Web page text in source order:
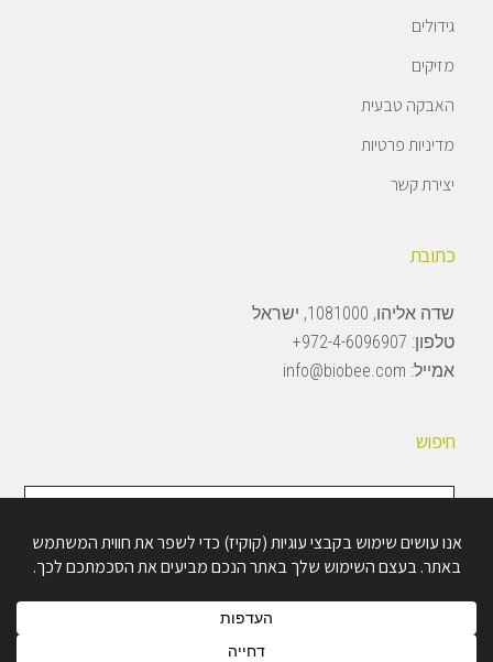
גידולים
מזיקים
האבקה טבעית
מדיניות פרטיות
יצירת קשר
כתובת
שדה אליהו, 1081000, ישראל
טלפון: 972-4-6096907+
אמייל: info@biobee.com
חיפוש
חיפוש